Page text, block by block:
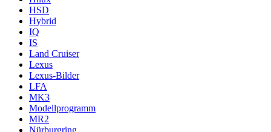
HSD
Hybrid
IQ
IS
Land Cruiser
Lexus
Lexus-Bilder
LFA
MK3
Modellprogramm
MR2